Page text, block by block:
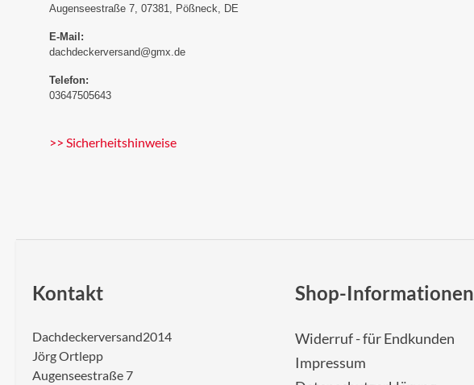
Augenseestraße 7, 07381, Pößneck, DE
E-Mail:
dachdeckerversand@gmx.de
Telefon:
03647505643
>> Sicherheitshinweise
Kontakt
Dachdeckerversand2014
Jörg Ortlepp
Augenseestraße 7
Shop-Informationen
Widerruf - für Endkunden
Impressum